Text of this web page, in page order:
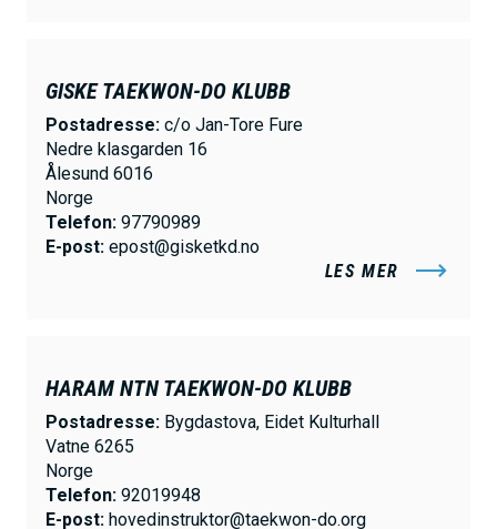
GISKE TAEKWON-DO KLUBB
Postadresse: c/o Jan-Tore Fure
Nedre klasgarden 16
Ålesund 6016
Norge
Telefon: 97790989
E-post: epost@gisketkd.no
LES MER
HARAM NTN TAEKWON-DO KLUBB
Postadresse: Bygdastova, Eidet Kulturhall
Vatne 6265
Norge
Telefon: 92019948
E-post: hovedinstruktor@taekwon-do.org